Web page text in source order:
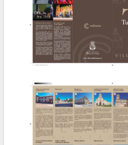
navegación